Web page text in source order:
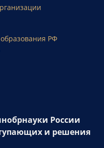
РФ
России
и решения